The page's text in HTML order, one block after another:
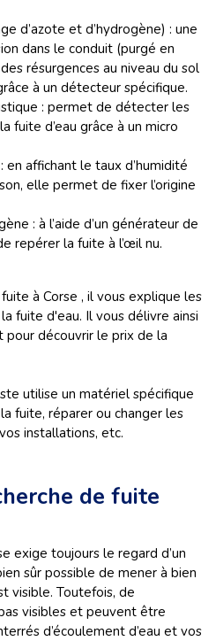
d’azote et d’hydrogène) : une
dans le conduit (purgé en
résurgences au niveau du sol
à un détecteur spécifique.
: permet de détecter les
fuite d’eau grâce à un micro
en affichant le taux d’humidité
elle permet de fixer l’origine
: à l’aide d’un générateur de
repérer la fuite à l’œil nu.
à Corse , il vous explique les
fuite d'eau. Il vous délivre ainsi
découvrir le prix de la
utilise un matériel spécifique
fuite, réparer ou changer les
installations, etc.
de fuite
exige toujours le regard d’un
sûr possible de mener à bien
visible. Toutefois, de
visibles et peuvent être
d’écoulement d’eau et vos